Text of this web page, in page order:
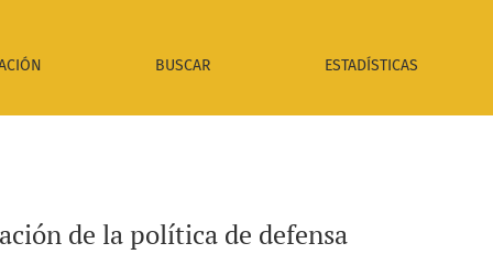
BUSCAR ESTADÍSTICAS
de la política de defensa